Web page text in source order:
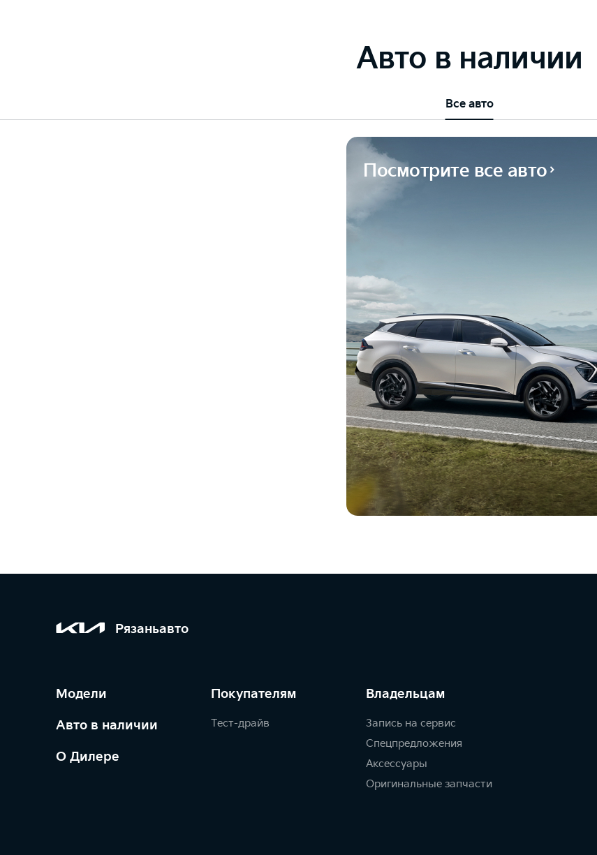
Авто в наличии
Все авто
Посмотрите все авто
Рязаньавто
Модели
Авто в наличии
О Дилере
Покупателям
Тест-драйв
Владельцам
Запись на сервис
Спецпредложения
Аксессуары
Оригинальные запчасти